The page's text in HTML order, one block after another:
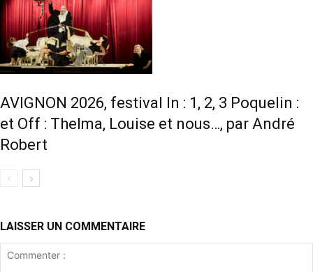
AVIGNON 2026, festival In : 1, 2, 3 Poquelin :
et Off : Thelma, Louise et nous…, par André
Robert
LAISSER UN COMMENTAIRE